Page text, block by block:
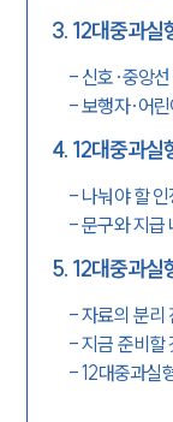
3. 12대중과실
-신호·중앙
-보행자·어
4. 12대중과실
- 나눠야 할
-문구와 지급
5. 12대중과실
-자료의 분리
-지금 준비할
-12대중과실